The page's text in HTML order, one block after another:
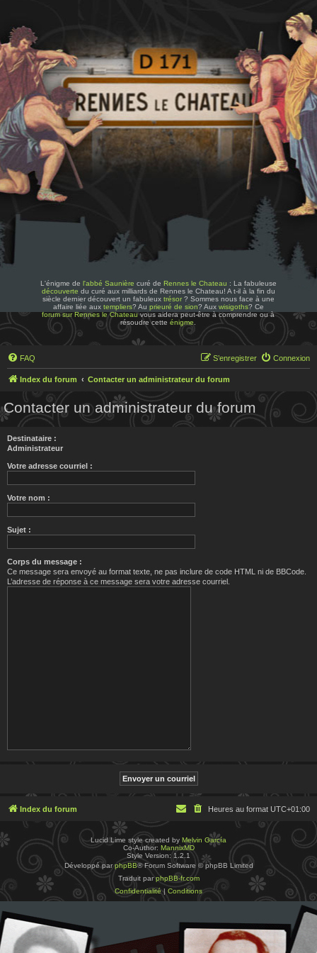
L'énigme de l'abbé Saunière curé de Rennes le Chateau : La fabuleuse
découverte du curé aux milliards de Rennes le Chateau! A t-il à la fin du
siècle dernier découvert un fabuleux trésor? Sommes nous face à une
affaire liée aux templiers? Au prieuré de sion? Aux wisigoths? Ce
forum sur Rennes le Chateauvous aidera peut-être à comprendre ou à
résoudre cetteénigme
FAQ Connexion
S’enregistrer
Index du forum Contacter un administrateur du forum
Contacter un administrateur du forum
Destinataire :
Administrateur
Votre adresse courriel :
Votre nom :
Sujet :
Corps du message :
Ce message sera envoyé au format texte, ne pas inclure de code HTML ni de BBCode.
L’adresse de réponse à ce message sera votre adresse courriel.
Index du forum Heures au format UTC+01:00
Lucid Lime style created by Melvin García
Co-Author: MannixMD
Style Version: 1.2.1
Développé parphpBB® Forum Software © phpBB Limited
Traduit parphpBB-fr.com
Confidentialité| Conditions